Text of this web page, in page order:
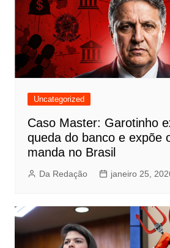
Uncategorized
Caso Master: Garotinho
queda do banco e expõe
manda no Brasil
Da Redação janeiro 25,